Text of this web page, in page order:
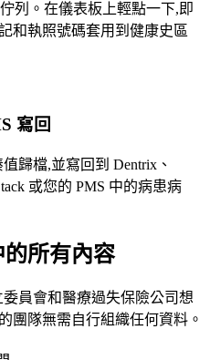
列。在儀表板上輕點一下,即
和執照號碼套用到健康史區
寫回
歸檔,並寫回到 Dentrix、
或您的 PMS 中的病患病
所有內容
員會和醫療過失保險公司想
隊無需自行組織任何資料。